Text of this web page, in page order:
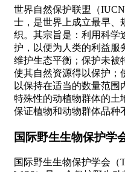
世界自然保护联盟（
士，是世界上成立最早、
织。其宗旨是：利用科学
护，以便为人类的利益服
维护生态平衡；保护未被
使其自然资源得以保护；
以保持在适当的数量范
特殊性的动植物群体的土
保证植物和动物群体品种
国际野生生物保护学
国际野生生物保护学会（